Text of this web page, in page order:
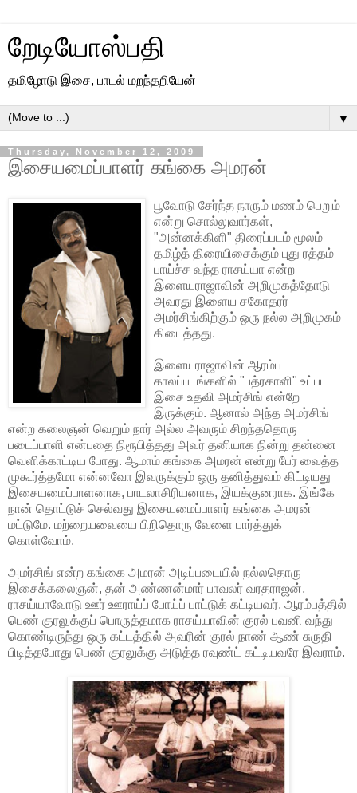
றேடியோஸ்பதி
தமிழோடு இசை, பாடல் மறந்தறியேன்
▼
Thursday, November 12, 2009
இசையமைப்பாளர் கங்கை அமரன்
பூவோடு சேர்ந்த நாரும் மணம் பெறும்
என்று சொல்லுவார்கள்,
"அன்னக்கிளி" திரைப்படம் மூலம்
தமிழ்த் திரையிசைக்கும் புது ரத்தம்
பாய்ச்ச வந்த ராசய்யா என்ற
இளையராஜாவின் அறிமுகத்தோடு
அவரது இளைய சகோதரர்
அமர்சிங்கிற்கும் ஒரு நல்ல அறிமுகம்
கிடைத்தது.
இளையராஜாவின் ஆரம்ப
காலப்படங்களில் "பத்ரகாளி" உட்பட
இசை உதவி அமர்சிங் என்றே
இருக்கும். ஆனால் அந்த அமர்சிங்
என்ற கலைஞன் வெறும் நார் அல்ல அவரும் சிறந்ததொரு
படைப்பாளி என்பதை நிரூபித்தது அவர் தனியாக நின்று தன்னை
வெளிக்காட்டிய போது. ஆமாம் கங்கை அமரன் என்று பேர் வைத்த
முகூர்த்தமோ என்னவோ இவருக்கும் ஒரு தனித்துவம் கிட்டியது
இசையமைப்பாளனாக, பாடலாசிரியனாக, இயக்குனராக. இங்கே
நான் தொட்டுச் செல்வது இசையமைப்பாளர் கங்கை அமரன்
மட்டுமே. மற்றையவையை பிறிதொரு வேளை பார்த்துக்
கொள்வோம்.
அமர்சிங் என்ற கங்கை அமரன் அடிப்படையில் நல்லதொரு
இசைக்கலைஞன், தன் அண்ணன்மார் பாவலர் வரதராஜன்,
ராசய்யாவோடு ஊர் ஊராய்ப் போய்ப் பாட்டுக் கட்டியவர். ஆரம்பத்தில்
பெண் குரலுக்குப் பொருத்தமாக ராசய்யாவின் குரல் பவனி வந்து
கொண்டிருந்து ஒரு கட்டத்தில் அவரின் குரல் நாண் ஆண் சுருதி
பிடித்தபோது பெண் குரலுக்கு அடுத்த ரவுண்ட் கட்டியவரே இவராம்.